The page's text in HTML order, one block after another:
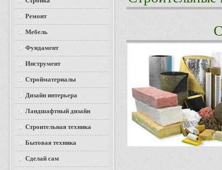
Ремонт
Мебель
Фундамент
Инструмент
Стройматериалы
Дизайн интерьера
Ландшафтный дизайн
Строительная техника
Бытовая техника
Сделай сам